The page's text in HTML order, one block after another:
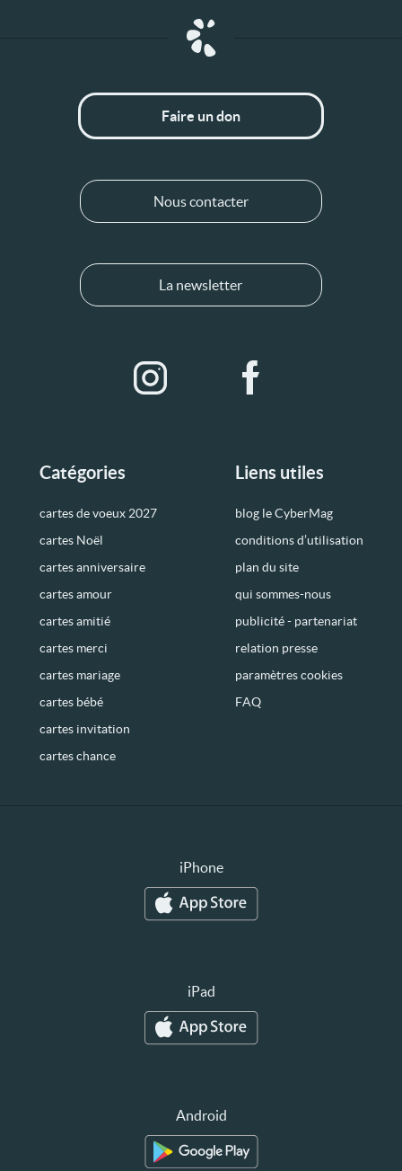
Catégories
cartes de voeux 2027
cartes Noël
cartes anniversaire
cartes amour
cartes amitié
cartes merci
cartes mariage
cartes bébé
cartes invitation
cartes chance
Liens utiles
blog le CyberMag
conditions d’utilisation
plan du site
qui sommes-nous
publicité - partenariat
relation presse
paramètres cookies
FAQ
Faire un don
Nous contacter
La newsletter
iPhone
iPad
Android